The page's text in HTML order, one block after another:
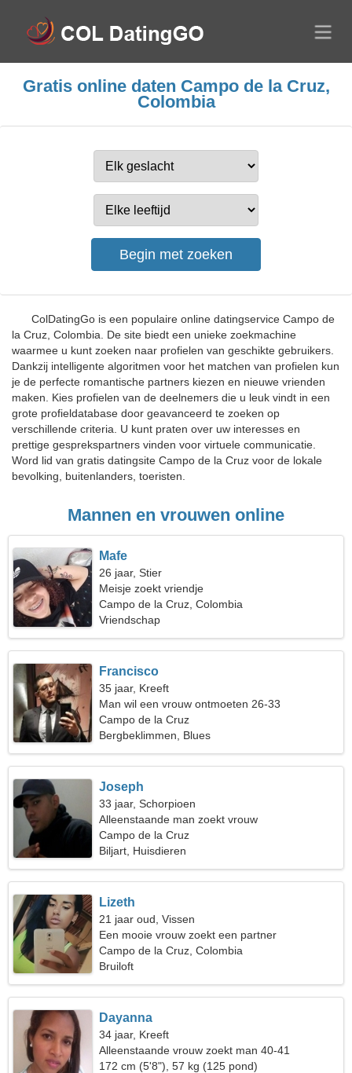
Gratis online daten Campo de la Cruz,
Colombia
ColDatingGo is een populaire online datingservice Campo de
la Cruz, Colombia. De site biedt een unieke zoekmachine
waarmee u kunt zoeken naar profielen van geschikte gebruikers.
Dankzij intelligente algoritmen voor het matchen van profielen kun
je de perfecte romantische partners kiezen en nieuwe vrienden
maken. Kies profielen van de deelnemers die u leuk vindt in een
grote profieldatabase door geavanceerd te zoeken op
verschillende criteria. U kunt praten over uw interesses en
prettige gesprekspartners vinden voor virtuele communicatie.
Word lid van gratis datingsite Campo de la Cruz voor de lokale
bevolking, buitenlanders, toeristen.
Mannen en vrouwen online
Mafe
26 jaar, Stier
Meisje zoekt vriendje
Campo de la Cruz, Colombia
Vriendschap
Francisco
35 jaar, Kreeft
Man wil een vrouw ontmoeten 26-33
Campo de la Cruz
Bergbeklimmen, Blues
Joseph
33 jaar, Schorpioen
Alleenstaande man zoekt vrouw
Campo de la Cruz
Biljart, Huisdieren
Lizeth
21 jaar oud, Vissen
Een mooie vrouw zoekt een partner
Campo de la Cruz, Colombia
Bruiloft
Dayanna
34 jaar, Kreeft
Alleenstaande vrouw zoekt man 40-41
172 cm (5'8"), 57 kg (125 pond)